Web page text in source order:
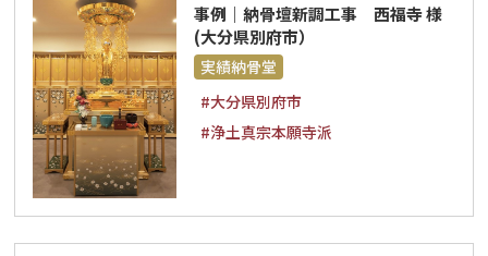
事例｜納骨壇新調工事 西福寺 様
(大分県別府市）
実績納骨堂
#大分県別府市
#浄土真宗本願寺派